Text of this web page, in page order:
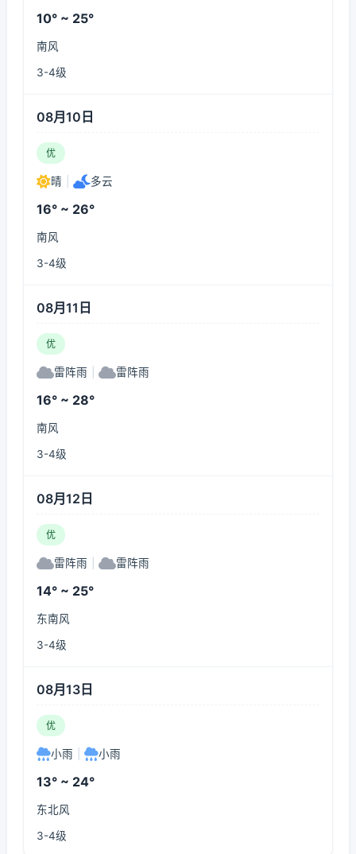
10° ~ 25°
南风
3-4级
08月10日
优
晴 多云
16° ~ 26°
南风
3-4级
08月11日
优
雷阵雨 雷阵雨
16° ~ 28°
南风
3-4级
08月12日
优
雷阵雨 雷阵雨
14° ~ 25°
东南风
3-4级
08月13日
优
小雨 小雨
13° ~ 24°
东北风
3-4级